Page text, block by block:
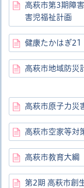
高萩市第3期障
害児福祉計画
健康たかはぎ21
高萩市地域防災
高萩市原子力災
高萩市空家等対
高萩市教育大綱
第2期 高萩市創